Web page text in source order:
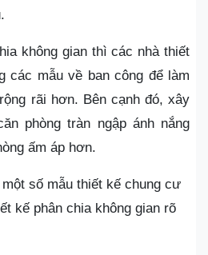
không gian thì các nhà thiết
các mẫu về ban công để làm
rãi hơn. Bên cạnh đó, xây
phòng tràn ngập ánh nắng
ấm áp hơn.
số mẫu thiết kế chung cư
kế phân chia không gian rõ